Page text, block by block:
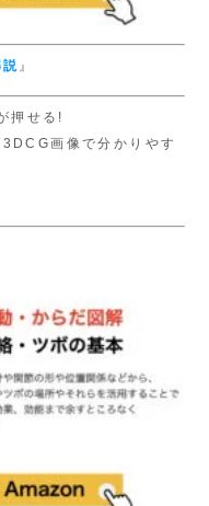
』
押せる!
画像で分かりやす